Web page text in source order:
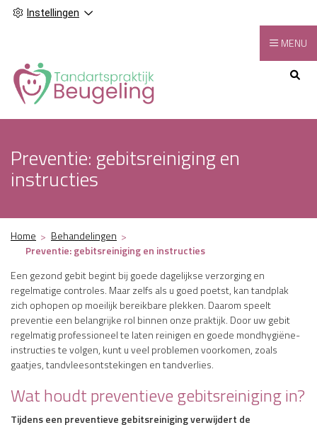
Instellingen
Hoofdmenu
MENU
Preventie: gebitsreiniging en
instructies
Home
Behandelingen
Preventie: gebitsreiniging en instructies
Een gezond gebit begint bij goede dagelijkse verzorging en
regelmatige controles. Maar zelfs als u goed poetst, kan tandplak
zich ophopen op moeilijk bereikbare plekken. Daarom speelt
preventie een belangrijke rol binnen onze praktijk. Door uw gebit
regelmatig professioneel te laten reinigen en goede mondhygiëne-
instructies te volgen, kunt u veel problemen voorkomen, zoals
gaatjes, tandvleesontstekingen en tandverlies.
Wat houdt preventieve gebitsreiniging in?
Tijdens een preventieve gebitsreiniging verwijdert de